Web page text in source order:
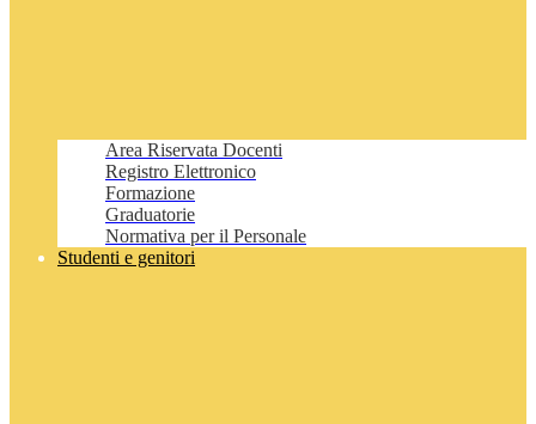
Area Riservata Docenti
Registro Elettronico
Formazione
Graduatorie
Normativa per il Personale
Studenti e genitori